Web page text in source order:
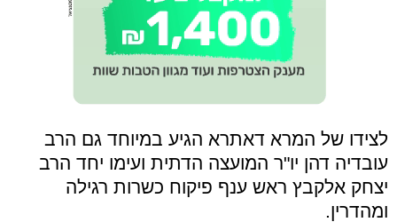
לצידו של המרא דאתרא הגיע במיוחד גם הרב
עובדיה דהן יו"ר המועצה הדתית ועימו יחד הרב
יצחק אלקבץ ראש ענף פיקוח כשרות רגילה
ומהדרין.